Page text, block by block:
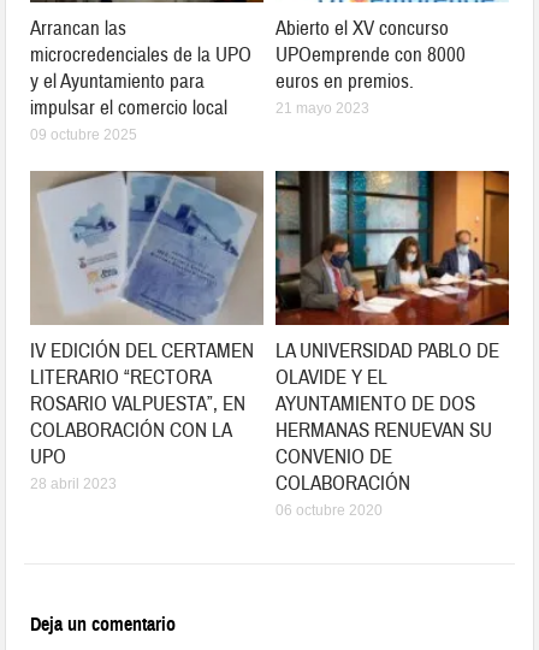
Arrancan las
microcredenciales de la UPO
y el Ayuntamiento para
impulsar el comercio local
09 octubre 2025
Abierto el XV concurso
UPOemprende con 8000
euros en premios.
21 mayo 2023
IV EDICIÓN DEL CERTAMEN
LITERARIO “RECTORA
ROSARIO VALPUESTA”, EN
COLABORACIÓN CON LA
UPO
28 abril 2023
LA UNIVERSIDAD PABLO DE
OLAVIDE Y EL
AYUNTAMIENTO DE DOS
HERMANAS RENUEVAN SU
CONVENIO DE
COLABORACIÓN
06 octubre 2020
Deja un comentario